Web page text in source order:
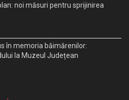
noi măsuri pentru sprijinirea
în memoria băimărenilor:
la Muzeul Județean